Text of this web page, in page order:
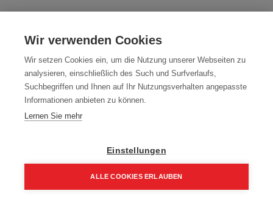
Holzbaushop Wimmer.
kompakten Trennscheiben 125 und spezielle Trennscheiben für
Metall.
Entdecken Sie unsere robusten Schleifscheiben, vielseitiges
Schleifpapier und unsere Balkenhobel mit langlebigen
Wendemessern.
Zudem bieten wir Fasenhobel für präzise Kantenbearbeitung
und Bürstgeräte für Holz zur Veredelung Ihrer Projekte.
Stöbern Sie durch unsere Vielfalt und Qualität und finden Sie das
Wir verwenden Cookies
Wir setzen Cookies ein, um die Nutzung unserer Webseiten zu
analysieren, einschließlich des Such und Surfverlaufs,
Suchbegriffen und Ihnen auf Ihr Nutzungsverhalten angepasste
Informationen anbieten zu können.
Lernen Sie mehr
Einstellungen
ALLE COOKIES ERLAUBEN